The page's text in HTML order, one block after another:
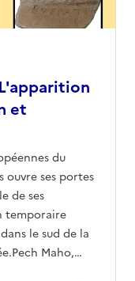
et
du
ouvre ses portes
de ses
temporaire
le sud de la
Maho,